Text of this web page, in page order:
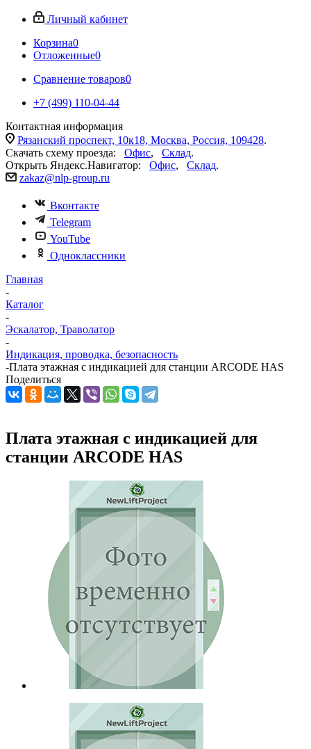
Личный кабинет
Корзина0
Отложенные0
Сравнение товаров0
+7 (499) 110-04-44
Контактная информация
Рязанский проспект, 10к18, Москва, Россия, 109428.
Скачать схему проезда: Офис, Склад.
Открыть Яндекс.Навигатор: Офис, Склад.
zakaz@nlp-group.ru
Вконтакте
Telegram
YouTube
Одноклассники
Главная
-
Каталог
-
Эскалатор, Траволатор
-
Индикация, проводка, безопасность
-Плата этажная с индикацией для станции ARCODE HAS
Поделиться
Плата этажная с индикацией для
станции ARCODE HAS